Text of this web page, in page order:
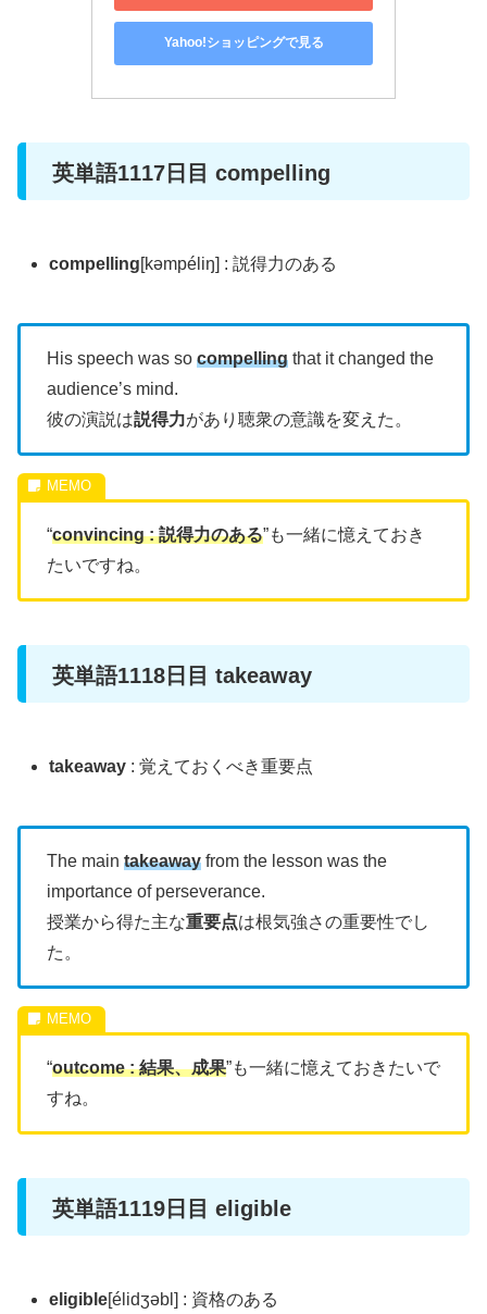
Yahoo!ショッピングで見る
英単語1117日目 compelling
compelling[kəmpéliŋ] : 説得力のある
His speech was so compelling that it changed the
audience’s mind.
彼の演説は説得力があり聴衆の意識を変えた。
“convincing : 説得力のある”も一緒に憶えておき
たいですね。
英単語1118日目 takeaway
takeaway : 覚えておくべき重要点
The main takeaway from the lesson was the
importance of perseverance.
授業から得た主な重要点は根気強さの重要性でし
た。
“outcome : 結果、成果”も一緒に憶えておきたいで
すね。
英単語1119日目 eligible
eligible[élidʒəbl] : 資格のある